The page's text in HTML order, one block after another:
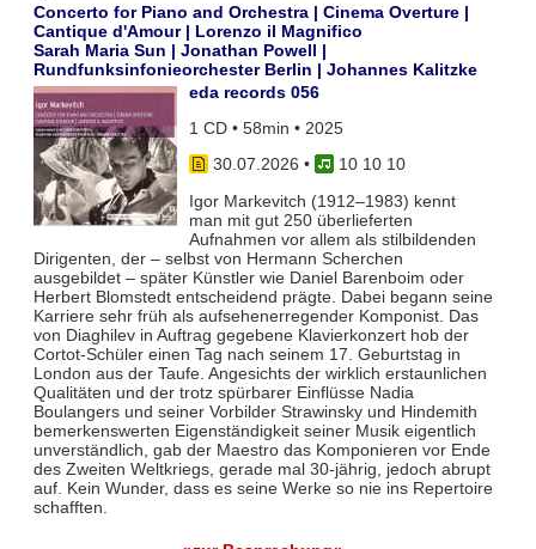
Concerto for Piano and Orchestra | Cinema Overture |
Cantique d'Amour | Lorenzo il Magnifico
Sarah Maria Sun | Jonathan Powell |
Rundfunksinfonieorchester Berlin | Johannes Kalitzke
eda records 056
1 CD • 58min • 2025
30.07.2026 •
10 10 10
Igor Markevitch (1912–1983) kennt
man mit gut 250 überlieferten
Aufnahmen vor allem als stilbildenden
Dirigenten, der – selbst von Hermann Scherchen
ausgebildet – später Künstler wie Daniel Barenboim oder
Herbert Blomstedt entscheidend prägte. Dabei begann seine
Karriere sehr früh als aufsehenerregender Komponist. Das
von Diaghilev in Auftrag gegebene Klavierkonzert hob der
Cortot-Schüler einen Tag nach seinem 17. Geburtstag in
London aus der Taufe. Angesichts der wirklich erstaunlichen
Qualitäten und der trotz spürbarer Einflüsse Nadia
Boulangers und seiner Vorbilder Strawinsky und Hindemith
bemerkenswerten Eigenständigkeit seiner Musik eigentlich
unverständlich, gab der Maestro das Komponieren vor Ende
des Zweiten Weltkriegs, gerade mal 30-jährig, jedoch abrupt
auf. Kein Wunder, dass es seine Werke so nie ins Repertoire
schafften.